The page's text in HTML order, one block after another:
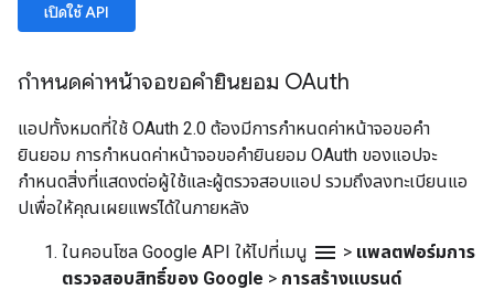
เปิดใช้ API
กำหนดค่าหน้าจอขอคำยินยอม OAuth
แอปทั้งหมดที่ใช้ OAuth 2.0 ต้องมีการกำหนดค่าหน้าจอขอคำ
ยินยอม การกำหนดค่าหน้าจอขอคำยินยอม OAuth ของแอปจะ
กำหนดสิ่งที่แสดงต่อผู้ใช้และผู้ตรวจสอบแอป รวมถึงลงทะเบียนแอ
ปเพื่อให้คุณเผยแพร่ได้ในภายหลัง
ในคอนโซล Google API ให้ไปที่เมนู menu > แพลตฟอร์มการ
ตรวจสอบสิทธิ์ของ Google > การสร้างแบรนด์